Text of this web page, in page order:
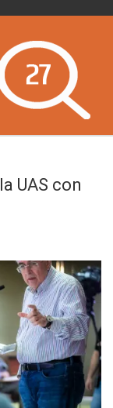
UAS con